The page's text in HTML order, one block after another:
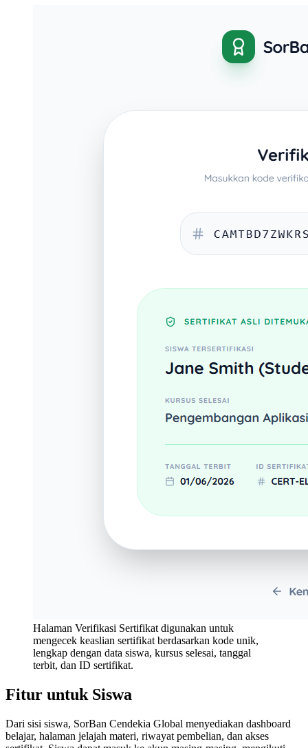
Halaman Verifikasi Sertifikat digunakan untuk
mengecek keaslian sertifikat berdasarkan kode unik,
lengkap dengan data siswa, kursus selesai, tanggal
terbit, dan ID sertifikat.
Fitur untuk Siswa
Dari sisi siswa, SorBan Cendekia Global menyediakan dashboard
belajar, halaman jelajah materi, riwayat pembelian, dan akses